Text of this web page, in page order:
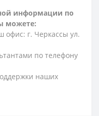
информации по
можете:
офис: г. Черкассы ул.
по телефону
наших